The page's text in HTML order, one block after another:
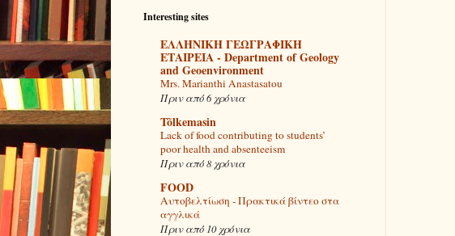
Interesting sites
ΕΛΛΗΝΙΚΗ ΓΕΩΓΡΑΦΙΚΗ
ΕΤΑΙΡΕΙΑ - Department of Geology
and Geoenvironment
Mrs. Marianthi Anastasatou
Πριν από 6 χρόνια
Tõlkemasin
Lack of food contributing to students’
poor health and absenteeism
Πριν από 8 χρόνια
FOOD
Αυτοβελτίωση - Πρακτικά βίντεο στα
αγγλικά
Πριν από 10 χρόνια